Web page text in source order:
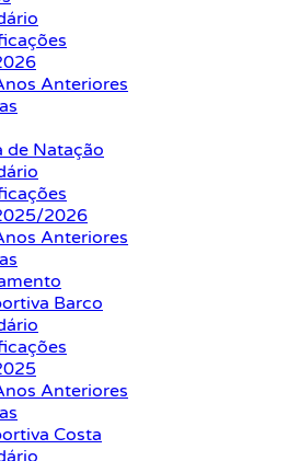
Anteriores
de Natação
2026
Anteriores
Barco
Anteriores
Costa